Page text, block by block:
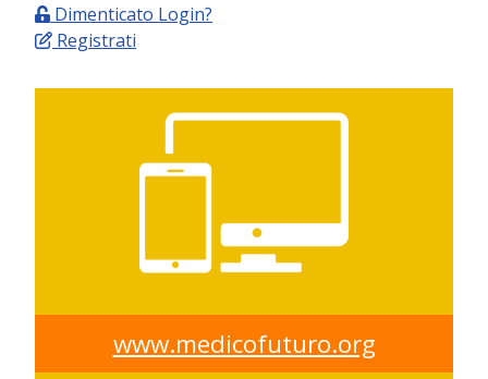
Dimenticato Login?
Registrati
www.medicofuturo.org